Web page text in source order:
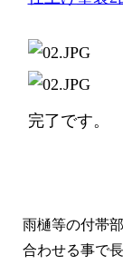
完了です。
雨樋等の付帯
合わせる事で